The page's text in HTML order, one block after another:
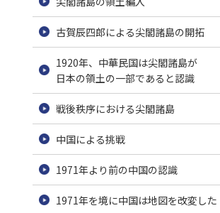
古賀辰四郎による尖閣諸島の開拓
1920年、中華民国は尖閣諸島が
日本の領土の一部であると認識
戦後秩序における尖閣諸島
中国による挑戦
1971年より前の中国の認識
1971年を境に中国は地図を改変した